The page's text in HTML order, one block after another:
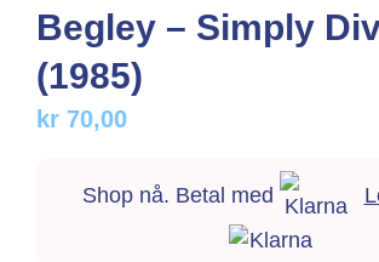
Begley – Simply
(1985)
kr 70,00
Shop nå. Betal med